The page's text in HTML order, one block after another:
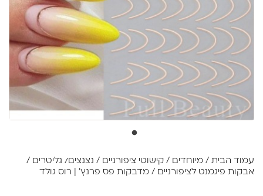
עמוד הבית / מיוחדים / קישוטי ציפורניים / נצנצים/ גליטרים /
אבקות פיגמנט לציפורניים / מדבקות פס פרנץ' | רוס גולד